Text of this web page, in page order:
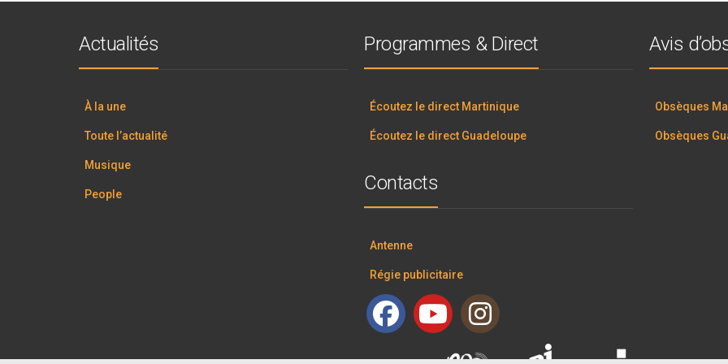
Actualités
À la une
Toute l’actualité
Musique
People
Programmes & Direct
Écoutez le direct Martinique
Écoutez le direct Guadeloupe
Avis
Obsèques
Obsèques
Contacts
Antenne
Régie publicitaire